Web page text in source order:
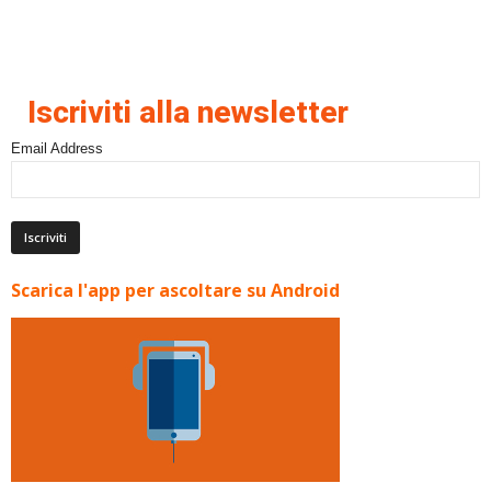
Iscriviti alla newsletter
Email Address
Scarica l'app per ascoltare su Android